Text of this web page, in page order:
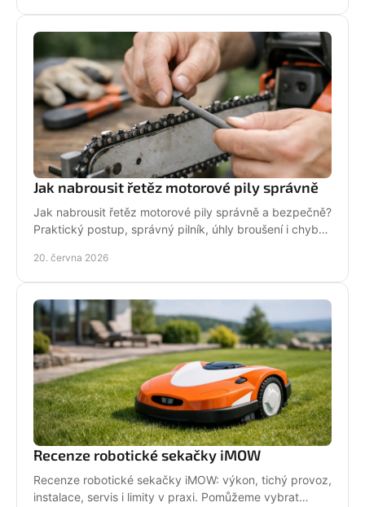
Jak nabrousit řetěz motorové pily správně
Jak nabrousit řetěz motorové pily správně a bezpečně?
Praktický postup, správný pilník, úhly broušení i chyby,
20. června 2026
Recenze robotické sekačky iMOW
Recenze robotické sekačky iMOW: výkon, tichý provoz,
instalace, servis i limity v praxi. Pomůžeme vybrat